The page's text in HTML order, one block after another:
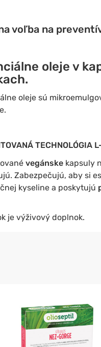
voľba na
oleje v
oleje sú
TECHNOLÓGIA
vegánskekapsuly
Zabezpečujú, aby si
kyseline a poskytujú
je výživový doplnok.